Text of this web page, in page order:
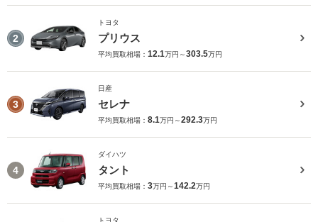
2
トヨタ
プリウス
平均買取相場： 12.1万円～303.5万円
3
日産
セレナ
平均買取相場： 8.1万円～292.3万円
4
ダイハツ
タント
平均買取相場： 3万円～142.2万円
トヨタ